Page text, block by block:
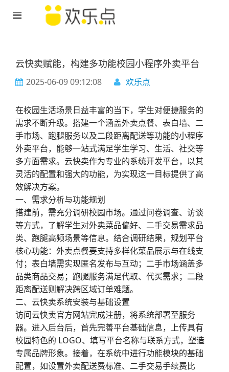
云快卖赋能，构建多功能校园小程序外卖平台​
2025-06-09 09:12:08 欢乐点
在校园生活场景日益丰富的当下，学生对便捷服务的
需求不断升级。搭建一个涵盖外卖点餐、表白墙、二
手市场、跑腿服务以及二段距离配送等功能的小程序
外卖平台，能够一站式满足学生学习、生活、社交等
多方面需求。云快卖作为专业的系统开发平台，以其
灵活的配置和强大的功能，为实现这一目标提供了高
效解决方案。
一、需求分析与功能规划
搭建前，需充分调研校园市场。通过问卷调查、访谈
等方式，了解学生对外卖菜品偏好、二手交易需求品
类、跑腿高频场景等信息。结合调研结果，规划平台
核心功能：外卖点餐要支持多样化菜品展示与在线支
付；表白墙需实现匿名发布与互动；二手市场涵盖多
品类商品交易；跑腿服务满足代取、代买需求；二段
距离配送则解决跨区域订单难题。
二、云快卖系统安装与基础设置
访问云快卖官方网站完成注册，将系统部署至服务
器。进入后台后，首先完善平台基础信息，上传具有
校园特色的 LOGO、填写平台名称与联系方式，塑造
专属品牌形象。接着，在系统中进行功能模块的基础
配置，如设置外卖配送费标准、二手交易手续费比